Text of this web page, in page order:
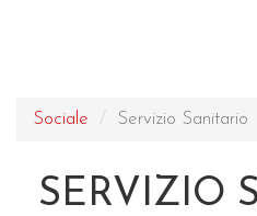
Sociale Servizio Sanitario
SERVIZIO